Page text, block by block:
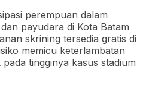
perempuan dalam
payudara di Kota Batam
skrining tersedia gratis di
memicu keterlambatan
tingginya kasus stadium